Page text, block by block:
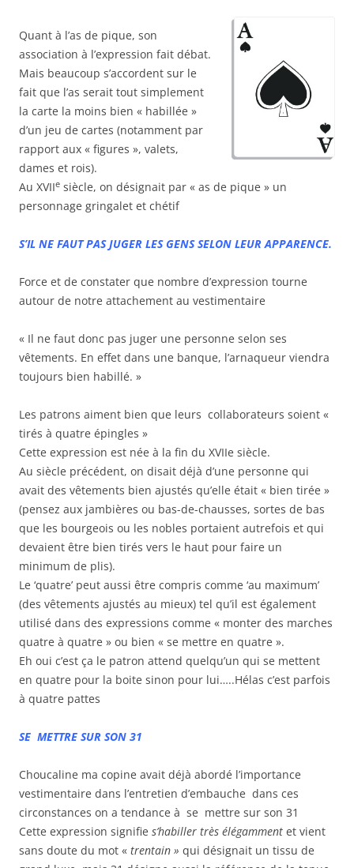
Quant à l’as de pique, son
association à l’expression fait débat.
Mais beaucoup s’accordent sur le
fait que l’as serait tout simplement
la carte la moins bien « habillée »
d’un jeu de cartes (notamment par
rapport aux « figures », valets,
dames et rois).
Au XVIIe siècle, on désignait par « as de pique » un
personnage gringalet et chétif
S’IL NE FAUT PAS JUGER LES GENS SELON LEUR APPARENCE.
Force et de constater que nombre d’expression tourne
autour de notre attachement au vestimentaire
« Il ne faut donc pas juger une personne selon ses
vêtements. En effet dans une banque, l’arnaqueur viendra
toujours bien habillé. »
Les patrons aiment bien que leurs collaborateurs soient «
tirés à quatre épingles »
Cette expression est née à la fin du XVIIe siècle.
Au siècle précédent, on disait déjà d’une personne qui
avait des vêtements bien ajustés qu’elle était « bien tirée »
(pensez aux jambières ou bas-de-chausses, sortes de bas
que les bourgeois ou les nobles portaient autrefois et qui
devaient être bien tirés vers le haut pour faire un
minimum de plis).
Le ‘quatre’ peut aussi être compris comme ‘au maximum’
(des vêtements ajustés au mieux) tel qu’il est également
utilisé dans des expressions comme « monter des marches
quatre à quatre » ou bien « se mettre en quatre ».
Eh oui c’est ça le patron attend quelqu’un qui se mettent
en quatre pour la boite sinon pour lui…..Hélas c’est parfois
à quatre pattes
SE METTRE SUR SON 31
Choucaline ma copine avait déjà abordé l’importance
vestimentaire dans l’entretien d’embauche dans ces
circonstances on a tendance à se mettre sur son 31
Cette expression signifie s’habiller très élégamment et vient
sans doute du mot « trentain » qui désignait un tissu de